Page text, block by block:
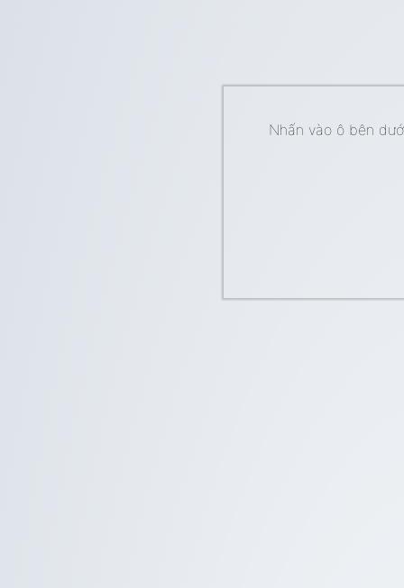
Nhấn vào ô bên